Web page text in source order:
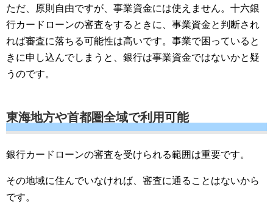
ただ、原則自由ですが、事業資金には使えません。十六銀
行カードローンの審査をするときに、事業資金と判断され
れば審査に落ちる可能性は高いです。事業で困っていると
きに申し込んでしまうと、銀行は事業資金ではないかと疑
うのです。
東海地方や首都圏全域で利用可能
銀行カードローンの審査を受けられる範囲は重要です。
その地域に住んでいなければ、審査に通ることはないから
です。